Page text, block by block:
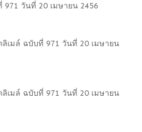
971 วันที่ 20 เมษายน 2456
เมล์ ฉบับที่ 971 วันที่ 20 เมษายน
เมล์ ฉบับที่ 971 วันที่ 20 เมษายน